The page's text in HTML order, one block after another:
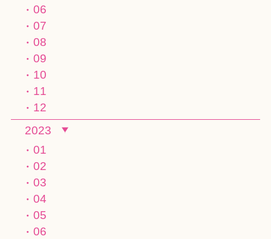
06
07
08
09
10
11
12
2023
01
02
03
04
05
06